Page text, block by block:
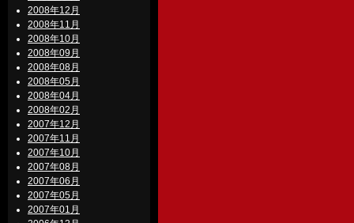
2008年12月
2008年11月
2008年10月
2008年09月
2008年08月
2008年05月
2008年04月
2008年02月
2007年12月
2007年11月
2007年10月
2007年08月
2007年06月
2007年05月
2007年01月